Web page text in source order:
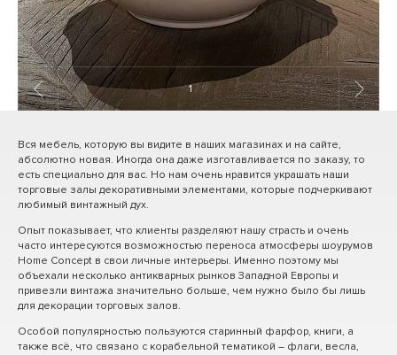
1 / 9
Вся мебель, которую вы видите в наших магазинах и на сайте,
абсолютно новая. Иногда она даже изготавливается по заказу, то
есть специально для вас. Но нам очень нравится украшать наши
торговые залы декоративными элементами, которые подчеркивают
любимый винтажный дух.
Опыт показывает, что клиенты разделяют нашу страсть и очень
часто интересуются возможностью переноса атмосферы шоурумов
Home Concept в свои личные интерьеры. Именно поэтому мы
объехали несколько антикварных рынков Западной Европы и
привезли винтажа значительно больше, чем нужно было бы лишь
для декорации торговых залов.
Особой популярностью пользуются старинный фарфор, книги, а
также всё, что связано с корабельной тематикой – флаги, весла,